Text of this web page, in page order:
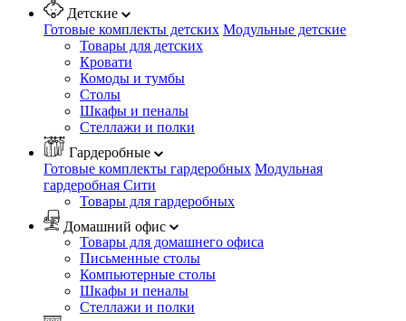
Детские
Готовые комплекты детских Модульные детские
Товары для детских
Кровати
Комоды и тумбы
Столы
Шкафы и пеналы
Стеллажи и полки
Гардеробные
Готовые комплекты гардеробных Модульная
гардеробная Сити
Товары для гардеробных
Домашний офис
Товары для домашнего офиса
Письменные столы
Компьютерные столы
Шкафы и пеналы
Стеллажи и полки